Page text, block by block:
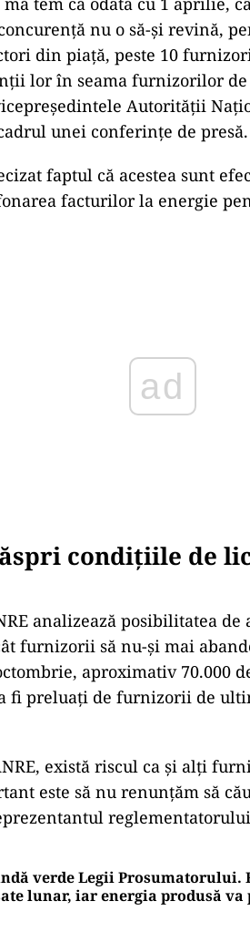
nu o să-şi revină,
din piaţă, peste 10
lor în seama furnizorilor
Autorităţii
unei conferințe de presă.
faptul că acestea sunt
facturilor la energie
condițiile de
analizează posibilitatea
furnizorii să nu-şi mai
aproximativ 70.000
fi preluaţi de furnizorii de
există riscul ca şi alţi
este să nu renunţăm să
verde Legii
lunar, iar energia produsă va